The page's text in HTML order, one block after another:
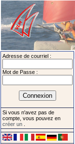
Adresse de courriel :
Mot de Passe :
Si vous n'avez pas de
compte, vous pouvez en
créer un